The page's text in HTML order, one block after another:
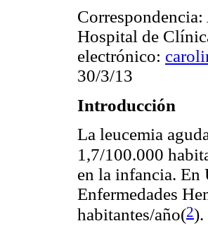
Hospital de
electrónico:
30/3/13
Introducción
La leucemia
1,7/100.000
en la infancia. En
Enfermedades
habitantes/año(2).